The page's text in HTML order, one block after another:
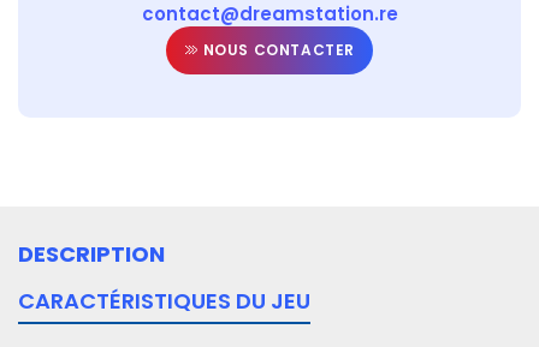
contact@dreamstation.re
NOUS CONTACTER
DESCRIPTION
CARACTÉRISTIQUES DU JEU